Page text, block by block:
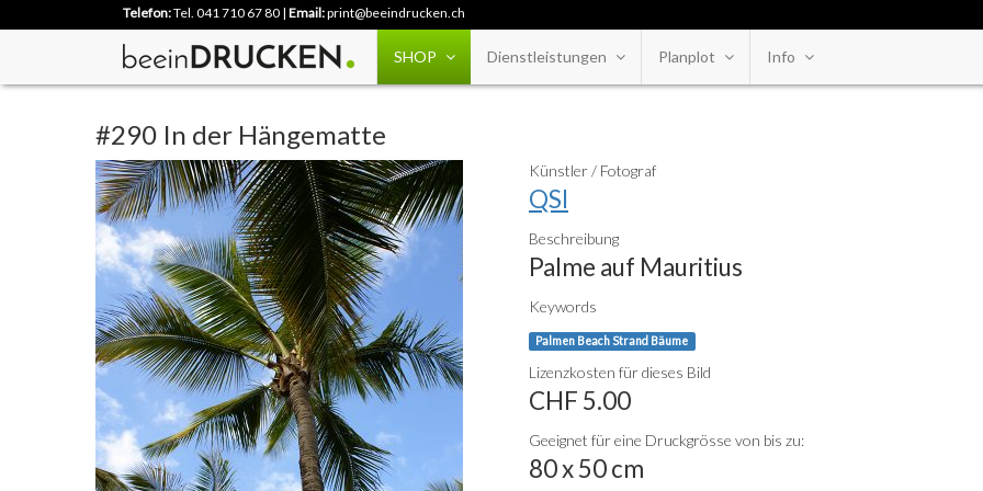
Telefon:Tel. 041 710 67 80 | Email:print@beeindrucken.ch
SHOP Dienstleistungen Planplot Info
#290 In der Hängematte
Künstler / Fotograf
QSI
Beschreibung
Palme auf Mauritius
Keywords
Palmen Beach Strand Bäume
Lizenzkosten für dieses Bild
CHF 5.00
Geeignet für eine Druckgrösse von bis zu:
80 x 50 cm